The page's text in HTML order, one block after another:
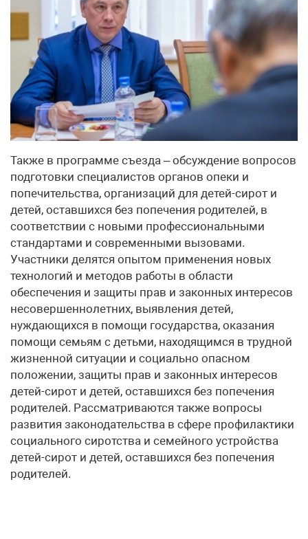
Также в программе съезда – обсуждение вопросов
подготовки специалистов органов опеки и
попечительства, организаций для детей-сирот и
детей, оставшихся без попечения родителей, в
соответствии с новыми профессиональными
стандартами и современными вызовами.
Участники делятся опытом применения новых
технологий и методов работы в области
обеспечения и защиты прав и законных интересов
несовершеннолетних, выявления детей,
нуждающихся в помощи государства, оказания
помощи семьям с детьми, находящимся в трудной
жизненной ситуации и социально опасном
положении, защиты прав и законных интересов
детей-сирот и детей, оставшихся без попечения
родителей. Рассматриваются также вопросы
развития законодательства в сфере профилактики
социального сиротства и семейного устройства
детей-сирот и детей, оставшихся без попечения
родителей.